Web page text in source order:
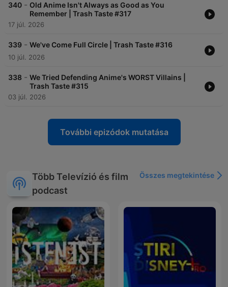
340 - Old Anime Isn't Always as Good as You
Remember | Trash Taste #317
17 júl. 2026
339 - We've Come Full Circle | Trash Taste #316
10 júl. 2026
338 - We Tried Defending Anime's WORST Villains |
Trash Taste #315
03 júl. 2026
További epizódok mutatása
Több Televízió és film
podcast
Összes megtekintése